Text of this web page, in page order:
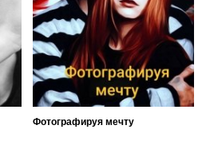
Фотографируя мечту